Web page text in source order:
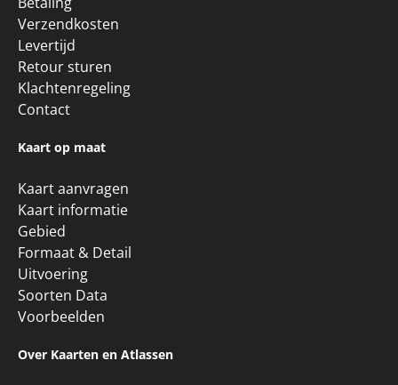
Verzendkosten
Levertijd
Retour sturen
Klachtenregeling
Contact
Kaart op maat
Kaart aanvragen
Kaart informatie
Gebied
Formaat & Detail
Uitvoering
Soorten Data
Voorbeelden
Over Kaarten en Atlassen